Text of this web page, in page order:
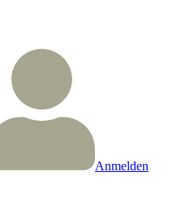
Anmelden